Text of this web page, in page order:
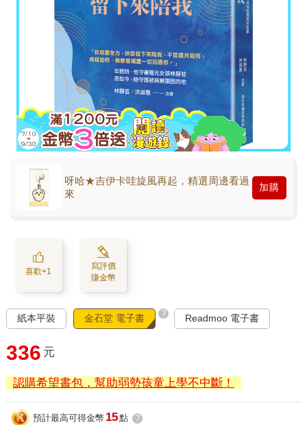
呀哈★吉伊卡哇旋風再起，精選周邊看過
來
加購
喜歡+1
寫評價
賺金幣
紙本平裝 金石堂 電子書 ? Readmoo 電子書
336 元
認購希望書包，幫助弱勢孩童上學不中斷！
預計最高可得金幣 15點 ?